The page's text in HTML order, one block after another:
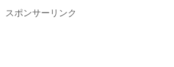
スポンサーリンク